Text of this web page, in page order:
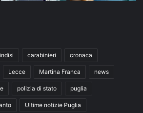
carabinieri cronaca
Lecce Martina Franca news
polizia di stato puglia
Ultime notizie Puglia